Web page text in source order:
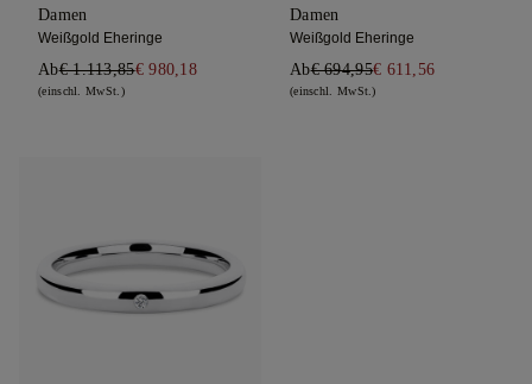
Damen
Weißgold Eheringe
Ab€ 1.113,85€ 980,18
(einschl. MwSt.)
Damen
Weißgold Eheringe
Ab€ 694,95€ 611,56
(einschl. MwSt.)